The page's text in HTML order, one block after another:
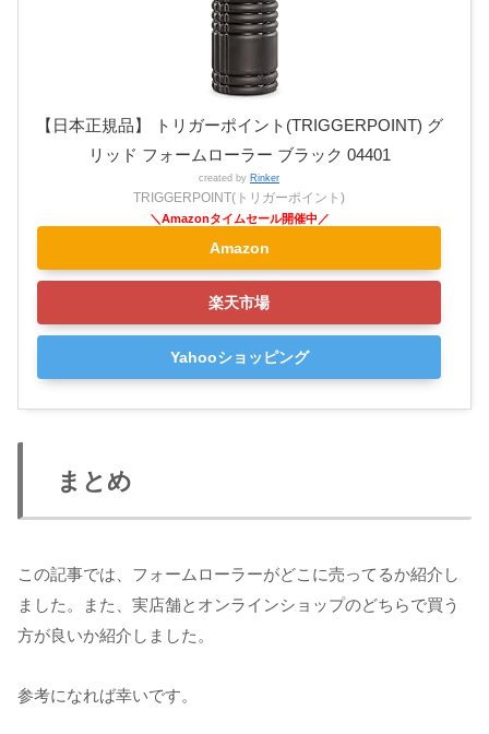
【日本正規品】 トリガーポイント(TRIGGERPOINT) グ
リッド フォームローラー ブラック 04401
created by Rinker
TRIGGERPOINT(トリガーポイント)
Amazon
楽天市場
Yahooショッピング
まとめ
この記事では、フォームローラーがどこに売ってるか紹介し
ました。また、実店舗とオンラインショップのどちらで買う
方が良いか紹介しました。
参考になれば幸いです。